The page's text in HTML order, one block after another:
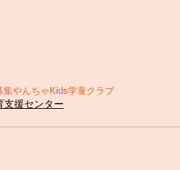
集やんちゃKids学童クラブ
支援センター